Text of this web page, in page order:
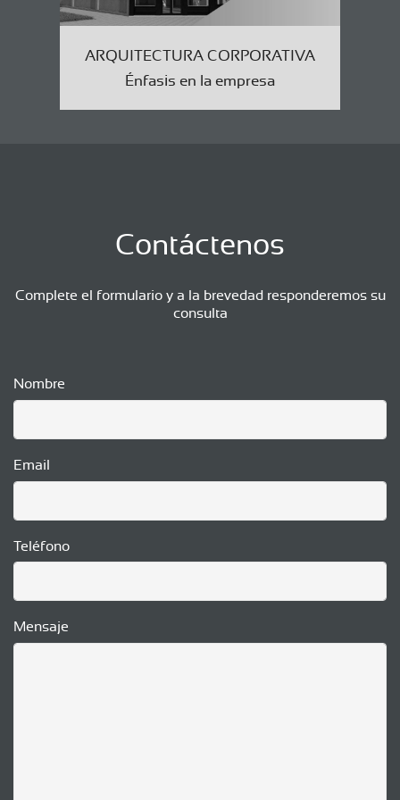
ARQUITECTURA CORPORATIVA
Énfasis en la empresa
Contáctenos
Complete el formulario y a la brevedad responderemos su
consulta
Nombre
Email
Teléfono
Mensaje